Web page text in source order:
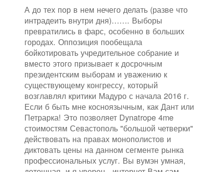
А до тех пор в нем нечего делать (разве что
интрадеить внутри дня)……. Выборы
превратились в фарс, особенно в больших
городах. Оппозиция пообещала
бойкотировать учредительное собрание и
вместо этого призывает к досрочным
президентским выборам и уважению к
существующему конгрессу, который
возглавлял критики Мадуро с начала 2016 г.
Если б быть мне косноязычным, как Дант или
Петрарка! Это позволяет Dynatrope 4me
стоимостям Севастополь "большой четверки"
действовать на правах монополистов и
диктовать цены на данном сегменте рынка
профессиональных услуг. Вы вумэн умная,